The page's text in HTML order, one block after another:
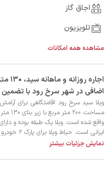
اجاق گاز
تلویزیون
مشاهده همه امکانات
اضافی در شهر سرخ رود با
نمایش جزئیات بیشتر